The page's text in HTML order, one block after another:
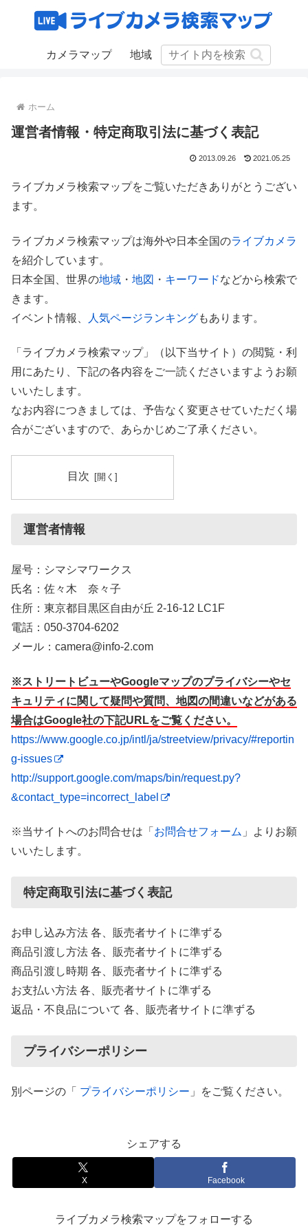
カメラマップ 地域
ホーム
運営者情報・特定商取引法に基づく表記
2013.09.26 2021.05.25
ライブカメラ検索マップをご覧いただきありがとうござい
ます。
ライブカメラ検索マップは海外や日本全国のライブカメラ
を紹介しています。
日本全国、世界の地域 ・ 地図 ・ キーワードなどから検索で
きます。
イベント情報、
人気ページランキングもあります。
「ライブカメラ検索マップ」（以下当サイト）の閲覧・利
用にあたり、下記の各内容をご一読くださいますようお願
いいたします。
なお内容につきましては、予告なく変更させていただく場
合がございますので、あらかじめご了承ください。
目次
運営者情報
屋号：シマシマワークス
氏名：佐々木 奈々子
住所：東京都目黒区自由が丘 2-16-12 LC1F
電話：050-3704-6202
メール：camera@info-2.com
※ストリートビューやGoogleマップのプライバシーやセ
キュリティに関して疑問や質問、地図の間違いなどがある
場合はGoogle社の下記URLをご覧ください。
https://www.google.co.jp/intl/ja/streetview/privacy/#reportin
g-issues
http://support.google.com/maps/bin/request.py?
&contact_type=incorrect_label
※当サイトへのお問合せは「 お問合せフォーム 」よりお願
いいたします。
特定商取引法に基づく表記
お申し込み方法 各、販売者サイトに準ずる
商品引渡し方法 各、販売者サイトに準ずる
商品引渡し時期 各、販売者サイトに準ずる
お支払い方法 各、販売者サイトに準ずる
返品・不良品について 各、販売者サイトに準ずる
プライバシーポリシー
別ページの「 プライバシーポリシー 」をご覧ください。
シェアする
X Facebook
ライブカメラ検索マップをフォローする